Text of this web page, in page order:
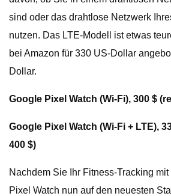
sind oder das drahtlose Netzwerk
nutzen. Das LTE-Modell ist etwas
bei Amazon für 330 US-Dollar
Dollar.
Google Pixel Watch (Wi-Fi), 300 $
Google Pixel Watch (Wi-Fi + LTE),
400 $)
Nachdem Sie Ihr Fitness-Tracking
Pixel Watch nun auf den neuesten